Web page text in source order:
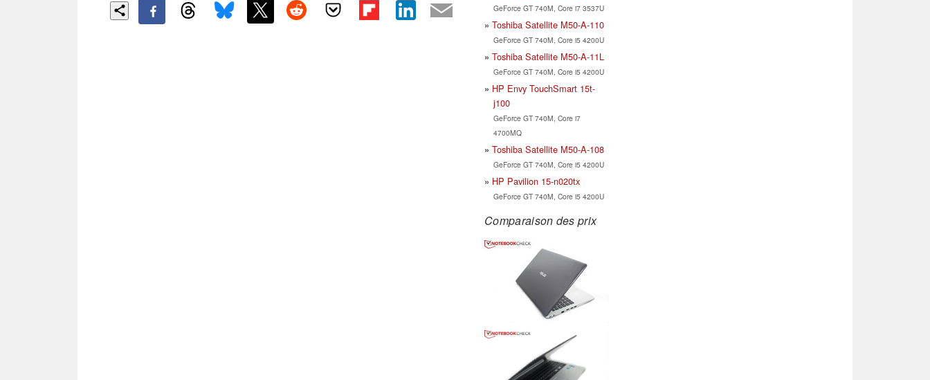
GeForce GT 740M, Core i7 3537U
Toshiba Satellite M50-A-110
GeForce GT 740M, Core i5 4200U
Toshiba Satellite M50-A-11L
GeForce GT 740M, Core i5 4200U
HP Envy TouchSmart 15t-
j100
GeForce GT 740M, Core i7
4700MQ
Toshiba Satellite M50-A-108
GeForce GT 740M, Core i5 4200U
HP Pavilion 15-n020tx
GeForce GT 740M, Core i5 4200U
Comparaison des prix